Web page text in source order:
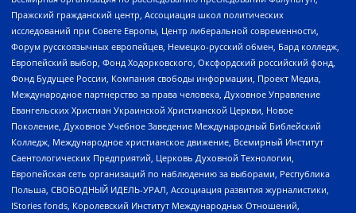
Пражский гражданский центр, Ассоциация школ политических
исследований при Совете Европы, Центр либеральной современности,
Форум русскоязычных европейцев, Немецко-русский обмен, Бард колледж,
Европейский выбор, Фонд Ходорковского, Оксфордский российский фонд,
Фонд Будущее России, Компания свободы информации, Проект Медиа,
Международное партнерство за права человека, Духовное Управление
Евангельских Христиан Украинской Христианской Церкви, Новое
Поколение, Духовное Учебное Заведение Международный Библейский
Колледж, Международное христианское движение, Всемирный Институт
Саентологических Предприятий, Церковь Духовной Технологии,
Европейская сеть организаций по наблюдению за выборами, Республика
Польша, СВОБОДНЫЙ ИДЕЛЬ-УРАЛ, Ассоциация развития журналистики,
IStories fonds, Королевский Институт Международных Отношений,